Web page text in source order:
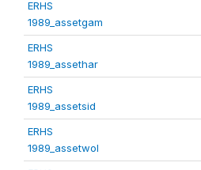
ERHS
1989_assetgam
ERHS
1989_assethar
ERHS
1989_assetsid
ERHS
1989_assetwol